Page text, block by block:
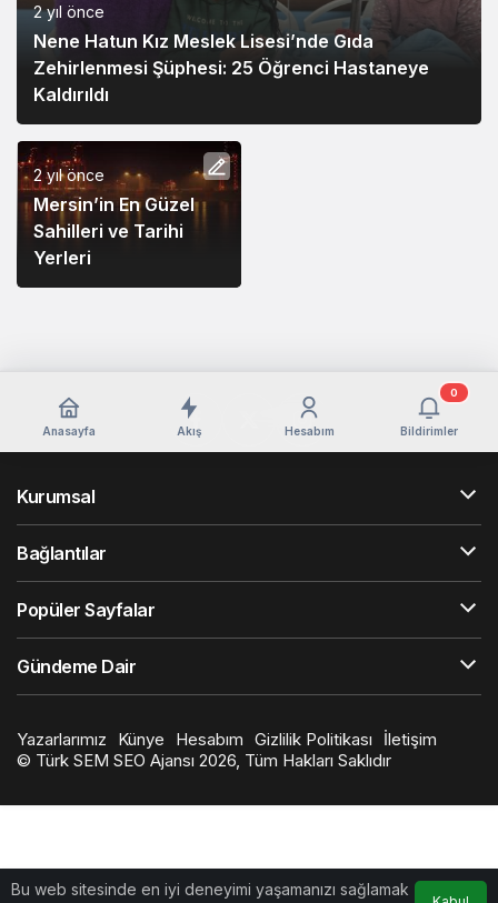
2 yıl önce
Nene Hatun Kız Meslek Lisesi’nde Gıda
Zehirlenmesi Şüphesi: 25 Öğrenci Hastaneye
Kaldırıldı
2 yıl önce
Mersin’in En Güzel
Sahilleri ve Tarihi
Yerleri
Bu web sitesinde en iyi deneyimi yaşamanızı sağlamak
Anasayfa Akış Hesabım Bildirimler
0
Kurumsal
Bağlantılar
Popüler Sayfalar
Gündeme Dair
Yazarlarımız Künye Hesabım Gizlilik Politikası
İletişim
© Türk SEM SEO Ajansı 2026, Tüm Hakları Saklıdır